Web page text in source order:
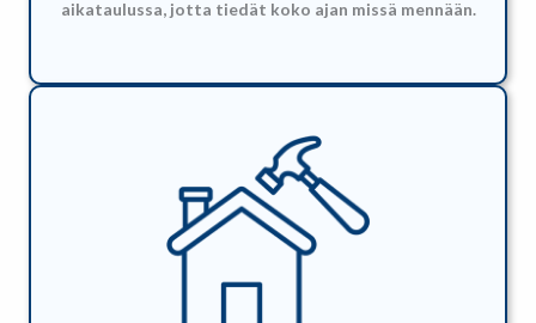
aikataulussa, jotta tiedät koko ajan missä mennään.